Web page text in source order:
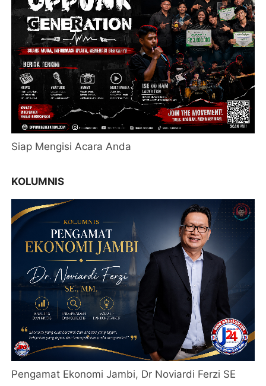
Siap Mengisi Acara Anda
KOLUMNIS
Pengamat Ekonomi Jambi, Dr Noviardi Ferzi SE